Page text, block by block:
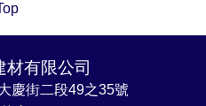
材有限公司
慶街二段49之35號